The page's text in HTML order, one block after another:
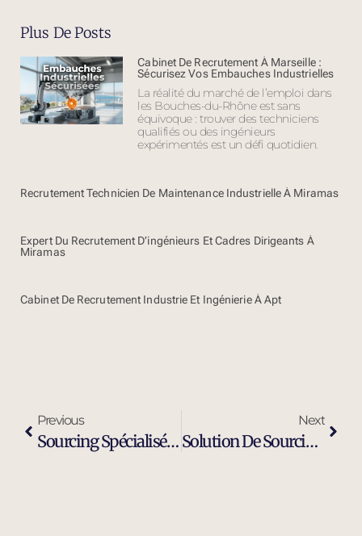
Plus De Posts
Cabinet De Recrutement À Marseille :
Sécurisez Vos Embauches Industrielles
La réalité du marché de l’emploi dans
les Bouches-du-Rhône est sans
équivoque : trouver des techniciens
qualifiés ou des ingénieurs
expérimentés est un défi quotidien.
Recrutement Technicien De Maintenance Industrielle À Miramas
Expert Du Recrutement D’ingénieurs Et Cadres Dirigeants À
Miramas
Cabinet De Recrutement Industrie Et Ingénierie À Apt
Previous
Sourcing Spécialisé Profil Industriel À Gardanne
Next
Solution De Sourcing Et Recrutement Externalisé À Gardanne